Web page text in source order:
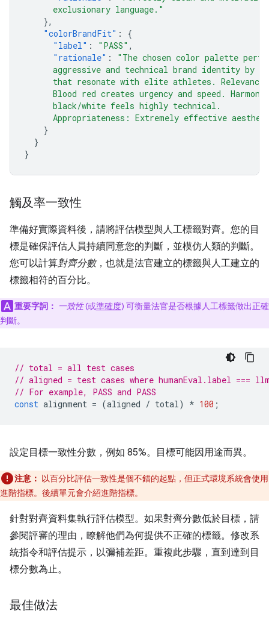
      exclusionary language."
},
"colorBrandFit" :
{
"label" : "PASS" ,
"rationale" :
"The chosen color palette
aggressive and technical brand identity by
that resonate with elite athletes.
Blood red creates urgency and speed.
      black/white feels highly technical.
Appropriateness: Extremely effective
}
}
}
觸及率一致性
準備好實際資料後，請將評估模型與人工標籤對齊。您的目
標是確保評估人員持續同意您的判斷，並模仿人類的判斷。
您可以計算對齊分數，也就是法官建立的標籤與人工建立的
標籤相符的百分比。
重要字詞： 一致性(或準確度) 可衡量法官是否根據人工標籤做出正確
判斷。
// total = all test cases
// aligned = test cases where humanEval.label ===
// For example, PASS and PASS
const alignment = (aligned / total) * 100 ;
設定目標一致性分數，例如 85%。目標可能因用途而異。
注意： 以百分比評估一致性是個不錯的起點，但正式環境系統會使用
進階指標。後續單元會介紹進階指標。
針對對齊資料集執行評估模型。如果對齊分數低於目標，請
參閱評審的理由，瞭解他們為何提供不正確的標籤。修改系
統指令和評估提示，以彌補差距。重複此步驟，直到達到目
標分數為止。
最佳做法